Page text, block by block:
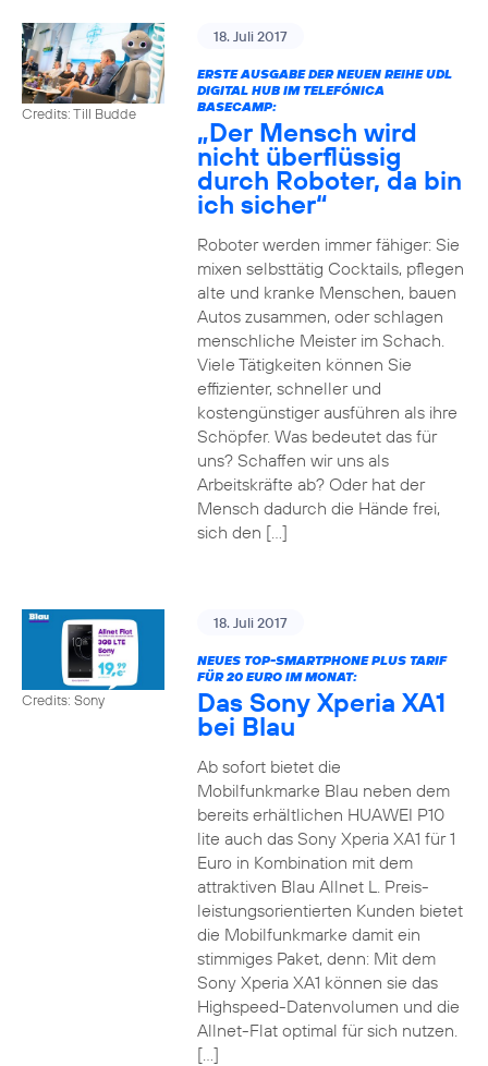
Credits: Till Budde
18. Juli 2017
ERSTE AUSGABE DER NEUEN REIHE UDL
DIGITAL HUB IM TELEFÓNICA
BASECAMP:
„Der Mensch wird
nicht überflüssig
durch Roboter, da bin
ich sicher“
Roboter werden immer fähiger: Sie
mixen selbsttätig Cocktails, pflegen
alte und kranke Menschen, bauen
Autos zusammen, oder schlagen
menschliche Meister im Schach.
Viele Tätigkeiten können Sie
effizienter, schneller und
kostengünstiger ausführen als ihre
Schöpfer. Was bedeutet das für
uns? Schaffen wir uns als
Arbeitskräfte ab? Oder hat der
Mensch dadurch die Hände frei,
sich den […]
Credits: Sony
18. Juli 2017
NEUES TOP-SMARTPHONE PLUS TARIF
FÜR 20 EURO IM MONAT:
Das Sony Xperia XA1
bei Blau
Ab sofort bietet die
Mobilfunkmarke Blau neben dem
bereits erhältlichen HUAWEI P10
lite auch das Sony Xperia XA1 für 1
Euro in Kombination mit dem
attraktiven Blau Allnet L. Preis-
leistungsorientierten Kunden bietet
die Mobilfunkmarke damit ein
stimmiges Paket, denn: Mit dem
Sony Xperia XA1 können sie das
Highspeed-Datenvolumen und die
Allnet-Flat optimal für sich nutzen.
[…]